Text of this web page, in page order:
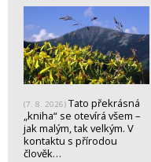
(7. 8. 2026) Tato překrásná
„kniha“ se otevírá všem –
jak malým, tak velkým. V
kontaktu s přírodou
člověk…